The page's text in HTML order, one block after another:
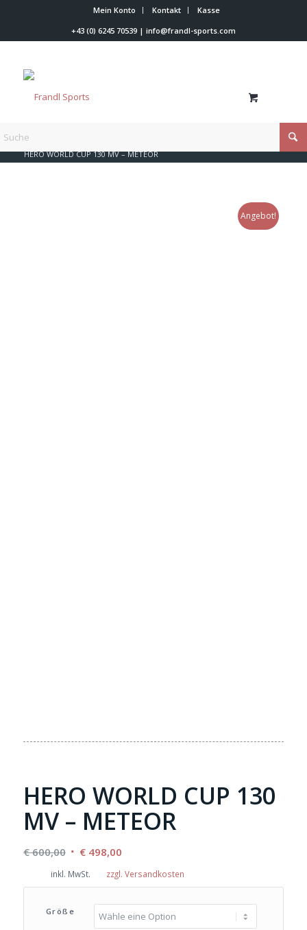
Mein Konto Kontakt
Kasse
+43 (0) 6245 70539| info@frandl-sports.com
Du bist hier:
HERO WORLD CUP 130 MV – METEOR
Angebot!
HERO WORLD CUP 130
MV – METEOR
€600,00 Ursprünglicher
war:
€498,00Aktueller
ist:
inkl. MwSt. zzgl. Versandkosten
Größe